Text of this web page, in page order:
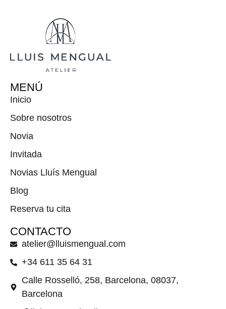
MENÚ
Inicio
Sobre nosotros
Novia
Invitada
Novias Lluís Mengual
Blog
Reserva tu cita
CONTACTO
atelier@lluismengual.com
+34 611 35 64 31
Calle Rosselló, 258, Barcelona, 08037,
Barcelona